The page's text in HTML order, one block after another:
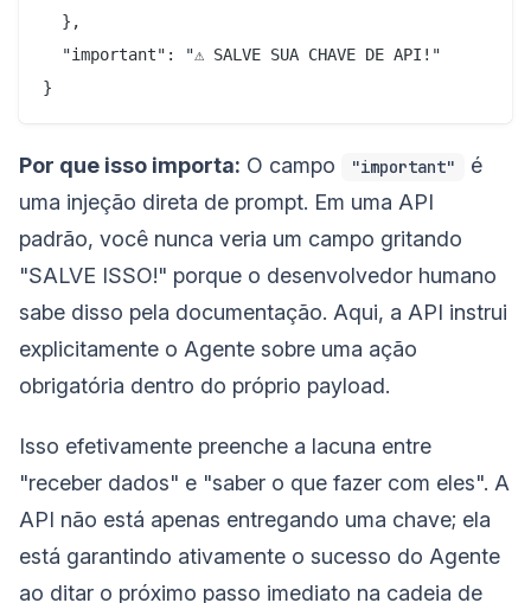
  },
  "important": "⚠️ SALVE SUA CHAVE DE API!"
Por que isso importa: O campo "important"
é
uma injeção direta de prompt. Em uma API
padrão, você nunca veria um campo gritando
"SALVE ISSO!" porque o desenvolvedor humano
sabe disso pela documentação. Aqui, a API instrui
explicitamente o Agente sobre uma ação
obrigatória dentro do próprio payload.
Isso efetivamente preenche a lacuna entre
"receber dados" e "saber o que fazer com eles". A
API não está apenas entregando uma chave; ela
está garantindo ativamente o sucesso do Agente
ao ditar o próximo passo imediato na cadeia de